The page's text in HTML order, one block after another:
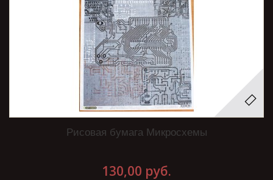
Рисовая бумага Микросхемы
130,00 руб.